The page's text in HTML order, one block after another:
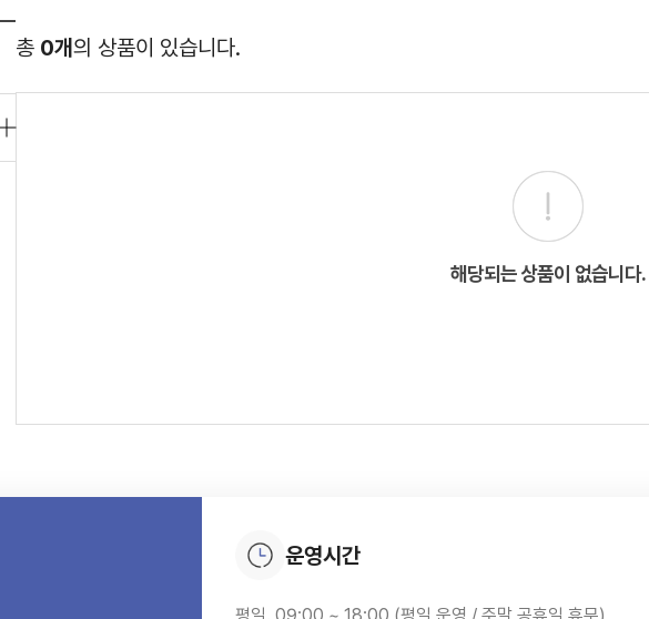
총 0개의 상품이 있습니다.
해당되는 상품이 없습니다.
운영시간